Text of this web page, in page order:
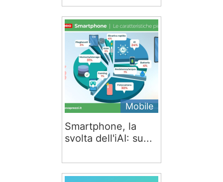
Mobile
Smartphone, la
svolta dell'iAI: su...